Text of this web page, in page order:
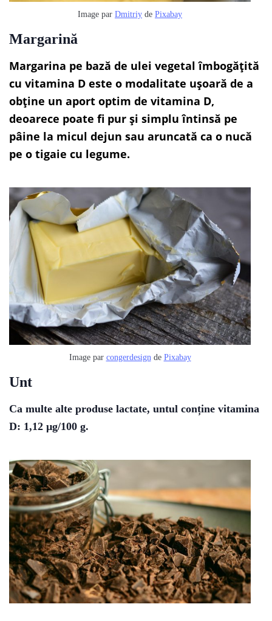
Image par Dmitriy de Pixabay
Margarină
Margarina pe bază de ulei vegetal îmbogățită
cu vitamina D este o modalitate ușoară de a
obține un aport optim de vitamina D,
deoarece poate fi pur și simplu întinsă pe
pâine la micul dejun sau aruncată ca o nucă
pe o tigaie cu legume.
Image par congerdesign de Pixabay
Unt
Ca multe alte produse lactate, untul conține vitamina
D: 1,12 µg/100 g.